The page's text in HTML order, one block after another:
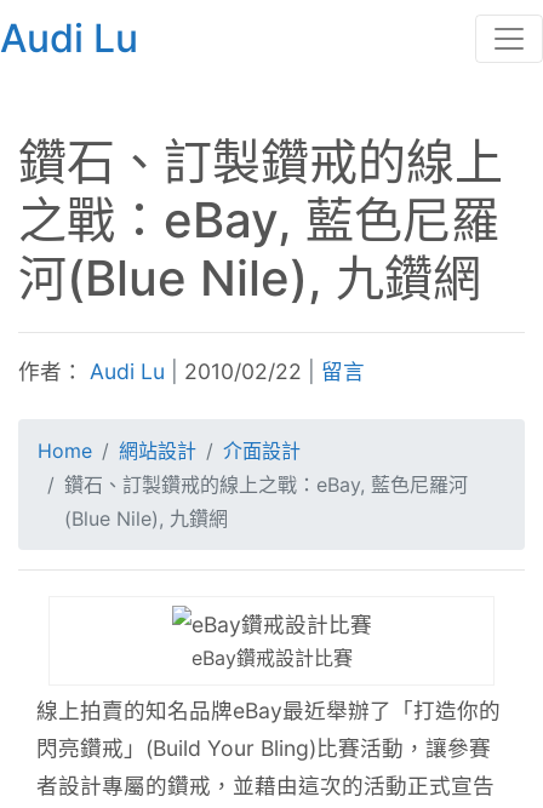
Audi Lu
鑽石、訂製鑽戒的線上
之戰：eBay, 藍色尼羅
河(Blue Nile), 九鑽網
作者： Audi Lu 2010/02/22 留言
Home 網站設計
介面設計
鑽石、訂製鑽戒的線上之戰：eBay, 藍色尼羅河
(Blue Nile), 九鑽網
eBay鑽戒設計比賽
線上拍賣的知名品牌eBay最近舉辦了「打造你的
閃亮鑽戒」(Build Your Bling)比賽活動，讓參賽
者設計專屬的鑽戒，並藉由這次的活動正式宣告